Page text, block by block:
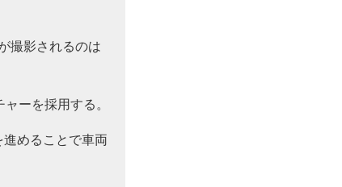
撮影されるのは
ーを採用する。
めることで車両